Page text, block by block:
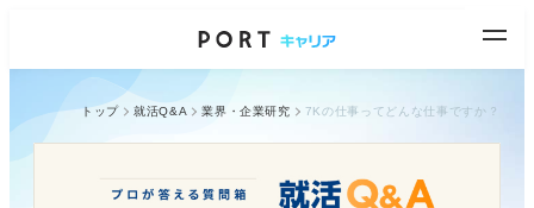
トップ 就活Q&A 業界・企業研究 7Kの仕事ってどんな仕事ですか？